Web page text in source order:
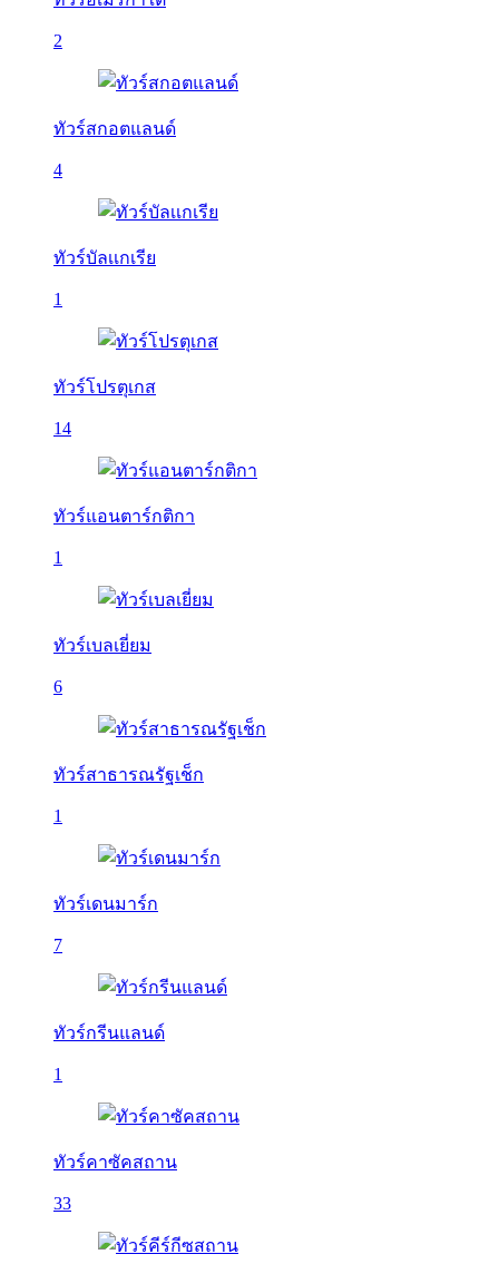
2
ทัวร์สกอตแลนด์
4
ทัวร์บัลเเกเรีย
1
ทัวร์โปรตุเกส
14
ทัวร์แอนตาร์กติกา
1
ทัวร์เบลเยี่ยม
6
ทัวร์สาธารณรัฐเช็ก
1
ทัวร์เดนมาร์ก
7
ทัวร์กรีนแลนด์
1
ทัวร์คาซัคสถาน
33